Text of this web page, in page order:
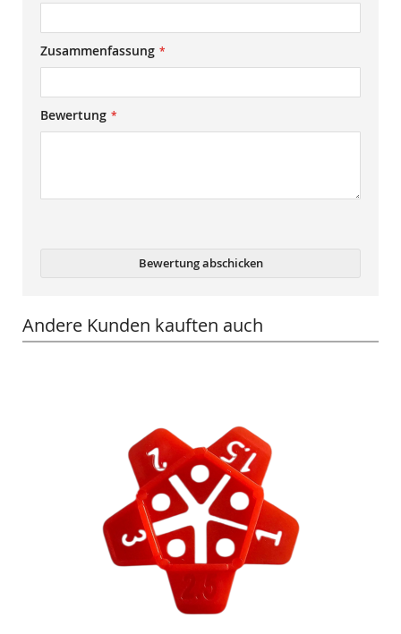
Zusammenfassung
Bewertung
Bewertung abschicken
Andere Kunden kauften auch